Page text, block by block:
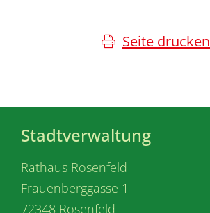
Seite drucken
Stadtverwaltung
Rathaus Rosenfeld
Frauenberggasse 1
72348 Rosenfeld